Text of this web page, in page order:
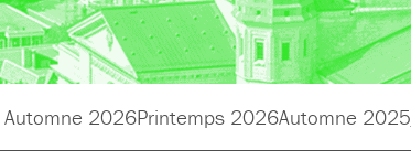
Automne 2026Printemps 2026Automne 2025